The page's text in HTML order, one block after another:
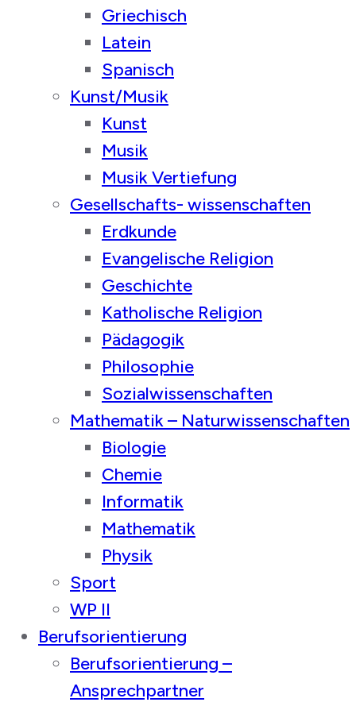
Griechisch
Latein
Spanisch
Kunst/Musik
Kunst
Musik
Musik Vertiefung
Gesellschafts- wissenschaften
Erdkunde
Evangelische Religion
Geschichte
Katholische Religion
Pädagogik
Philosophie
Sozialwissenschaften
Mathematik – Naturwissenschaften
Biologie
Chemie
Informatik
Mathematik
Physik
Sport
WP II
Berufsorientierung
Berufsorientierung –
Ansprechpartner